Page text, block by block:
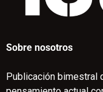
Sobre nosotros
Publicación bimestral